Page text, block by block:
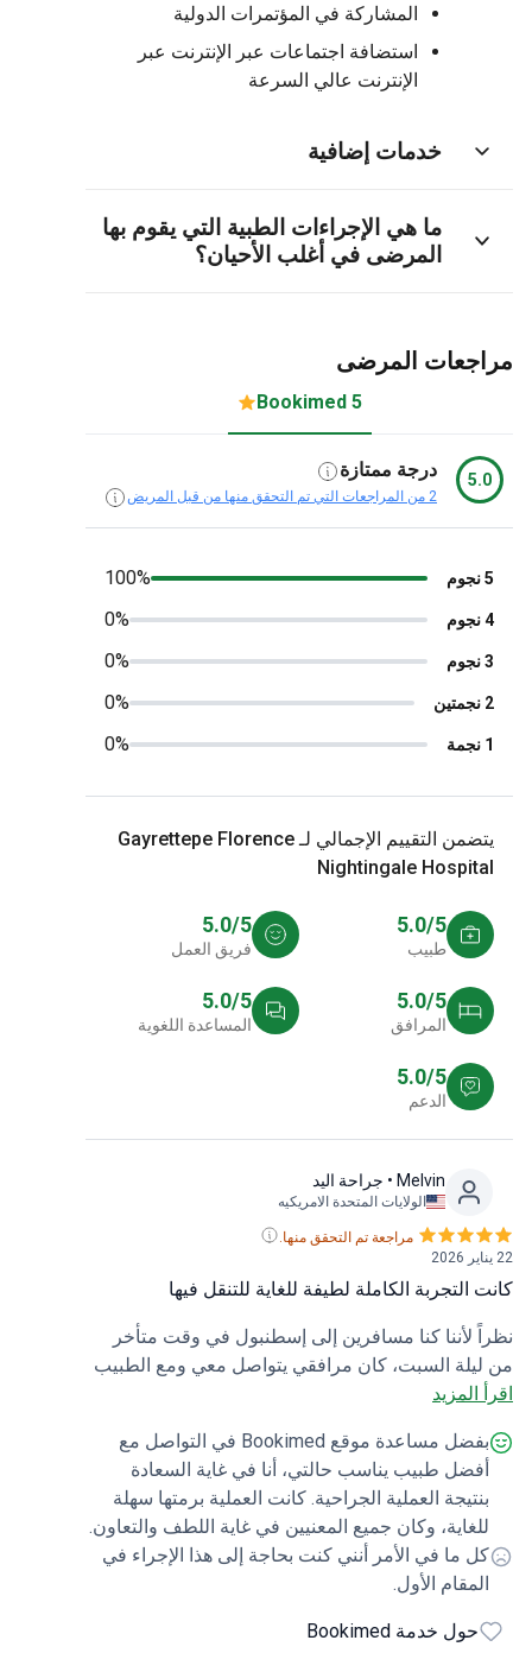
المشاركة في المؤتمرات الدولية
استضافة اجتماعات عبر الإنترنت عبر
الإنترنت عالي السرعة
خدمات إضافية
ما هي الإجراءات الطبية التي يقوم بها
المرضى في أغلب الأحيان؟
المرضى
درجة ممتازة
2 من المراجعات التي تم التحقق منها من قبل المريض
0%
0%
0%
0%
100%
يتضمن التقييم الإجمالي لـ Gayrettepe Florence
Nightingale
5.0/5
طبيب
5.0/5
فريق العمل
5.0/5
المرافق
5.0/5
المساعدة اللغوية
5.0/5
الدعم
Melvin • جراحة اليد
الولايات المتحدة الامريكيه
مراجعة تم التحقق منها.
التجربة الكاملة لطيفة للغاية للتنقل فيها
لأننا كنا مسافرين إلى إسطنبول في وقت متأخر
السبت، كان مرافقي يتواصل معي ومع الطبيب
النصية يوم الأحد، مما مكّنني من مقابلة
التالي. هذا الأمر لم يكن ليحدث في أماكن أخرى،
التجربة بأكملها سلسة للغاية!
بفضل مساعدة موقع Bookimed في التواصل مع
طبيب يناسب حالتي، أنا في غاية السعادة
العملية الجراحية. كانت العملية برمتها سهلة
وكان جميع المعنيين في غاية اللطف والتعاون.
ما في الأمر أنني كنت بحاجة إلى هذا الإجراء في
الأول.
حول خدمة Bookimed